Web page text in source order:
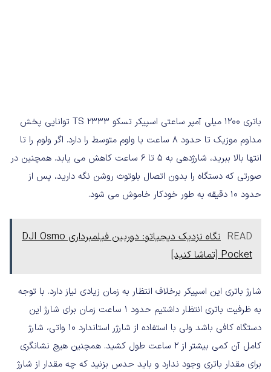
باتری 1200 میلی آمپر ساعتی اسپیکر تسکو TS 2333 توانایی پخش
مداوم موزیک تا حدود 8 ساعت با ولوم متوسط را دارد. اگر ولوم را تا
انتها بالا ببرید، شارژدهی به 5 تا 6 ساعت کاهش می یابد. همچنین در
صورتی که دستگاه را بدون اتصال بلوتوث روشن نگه دارید، پس از
حدود 10 دقیقه به طور خودکار خاموش می شود.
READ
نگاه نزدیک دیجیاتو: دوربین فیلمبرداری DJI Osmo
Pocket [تماشا کنید]
شارژ باتری این اسپیکر برخلاف انتظار به زمان زیادی نیاز دارد. با توجه
به ظرفیت باتری انتظار داشتیم حدود 1 ساعت زمان برای شارژ این
دستگاه کافی باشد ولی با استفاده از شارژر استاندارد 10 واتی، شارژ
کامل آن کمی بیشتر از 2 ساعت طول کشید. همچنین هیچ نشانگری
برای مقدار باتری وجود ندارد و باید حدس بزنید که چه مقدار از شارژ